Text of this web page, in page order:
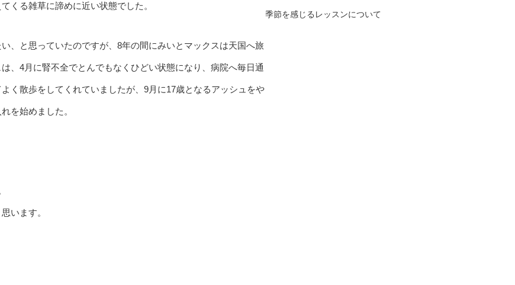
くる雑草に諦めに近い状態でした。
、と思っていたのですが、8年の間にみいとマックスは天国へ旅
、4月に腎不全でとんでもなくひどい状態になり、病院へ毎日通
く散歩をしてくれていましたが、9月に17歳となるアッシュをや
を始めました。
います。
季節を感じるレッスンについて